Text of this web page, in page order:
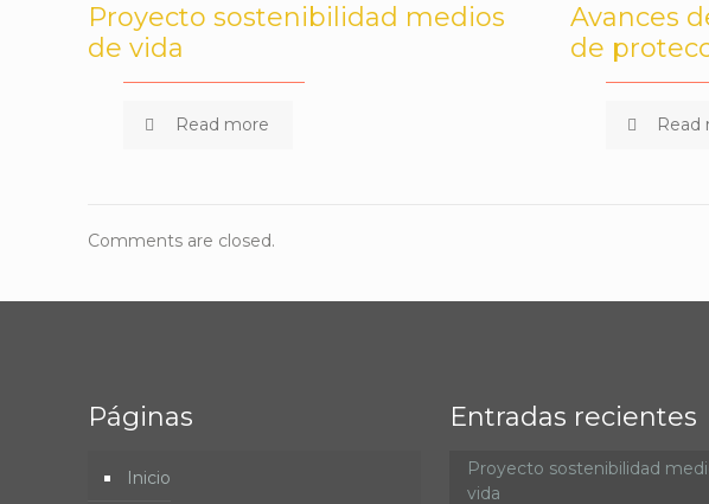
Proyecto sostenibilidad medios
de vida
Read more
Avances
de
Read
Comments are closed.
Páginas
Inicio
Entradas recientes
Proyecto sostenibilidad
vida